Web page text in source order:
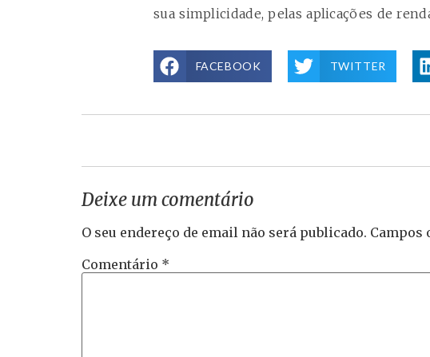
sua simplicidade, pelas aplicações de
FACEBOOK TWITTER
Deixe um comentário
O seu endereço de email não será publicado. Campos
Comentário *